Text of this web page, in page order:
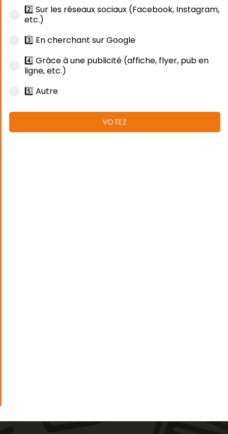
2️⃣ Sur les réseaux sociaux (Facebook, Instagram,
etc.)
3️⃣ En cherchant sur Google
4️⃣ Grâce à une publicité (affiche, flyer, pub en
ligne, etc.)
5️⃣ Autre
VOTEZ